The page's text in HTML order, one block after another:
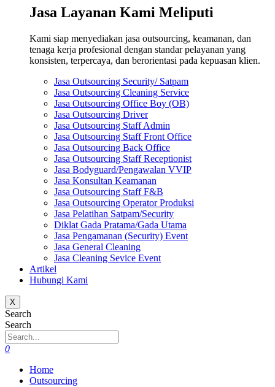
Jasa Layanan Kami Meliputi
Kami siap menyediakan jasa outsourcing, keamanan, dan
tenaga kerja profesional dengan standar pelayanan yang
konsisten, terpercaya, dan berorientasi pada kepuasan klien.
Jasa Outsourcing Security/ Satpam
Jasa Outsourcing Cleaning Service
Jasa Outsourcing Office Boy (OB)
Jasa Outsourcing Driver
Jasa Outsourcing Staff Admin
Jasa Outsourcing Staff Front Office
Jasa Outsourcing Back Office
Jasa Outsourcing Staff Receptionist
Jasa Bodyguard/Pengawalan VVIP
Jasa Konsultan Keamanan
Jasa Outsourcing Staff F&B
Jasa Outsourcing Operator Produksi
Jasa Pelatihan Satpam/Security
Diklat Gada Pratama/Gada Utama
Jasa Pengamanan (Security) Event
Jasa General Cleaning
Jasa Cleaning Sevice Event
Artikel
Hubungi Kami
X
Search
Search
0
Home
Outsourcing